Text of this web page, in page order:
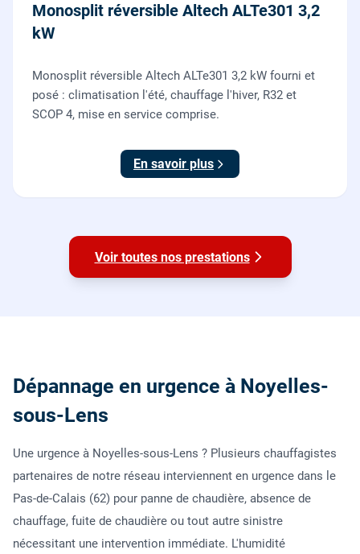
Monosplit réversible Altech ALTe301 3,2
kW
Monosplit réversible Altech ALTe301 3,2 kW fourni et
posé : climatisation l'été, chauffage l'hiver, R32 et
SCOP 4, mise en service comprise.
En savoir plus
Voir toutes nos prestations
Dépannage en urgence à Noyelles-
sous-Lens
Une urgence à Noyelles-sous-Lens ? Plusieurs chauffagistes
partenaires de notre réseau interviennent en urgence dans le
Pas-de-Calais (62) pour panne de chaudière, absence de
chauffage, fuite de chaudière ou tout autre sinistre
nécessitant une intervention immédiate. L'humidité